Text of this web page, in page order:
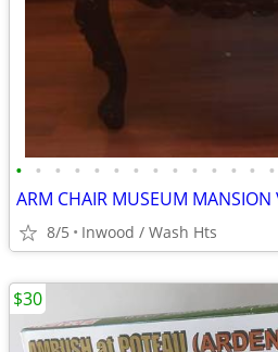
• • • • • • • • • • • • • •
8/5 Inwood / Wash Hts
$30